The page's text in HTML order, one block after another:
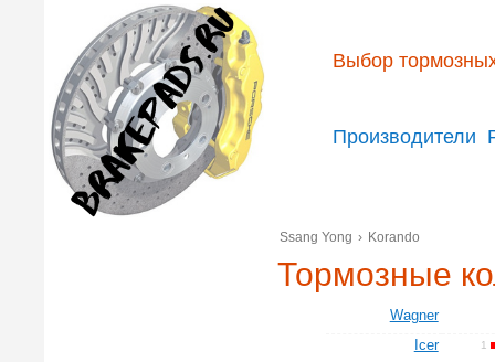
Выбор
Производители
Ssang Yong › Korando
Тормозные
Wagner
Icer
1